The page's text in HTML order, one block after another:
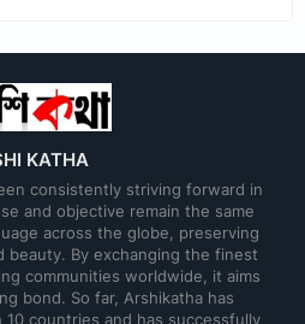
KATHA
consistently striving forward in
and objective remain the same
across the globe, preserving
beauty. By exchanging the finest
communities worldwide, it aims
bond. So far, Arshikatha has
countries and has successfully